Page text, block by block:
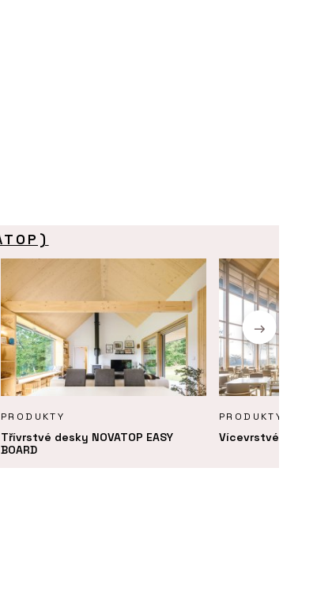
PRODUKTY
Třívrstvé desky NOVATOP EASY
BOARD
PRODUKTY
Vícevrstvé desky